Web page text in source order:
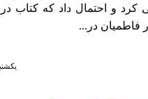
کرد و احتمال داد که
فاطميان در...
يكشنبه ۲۸ شهريور ۱۴۰۰